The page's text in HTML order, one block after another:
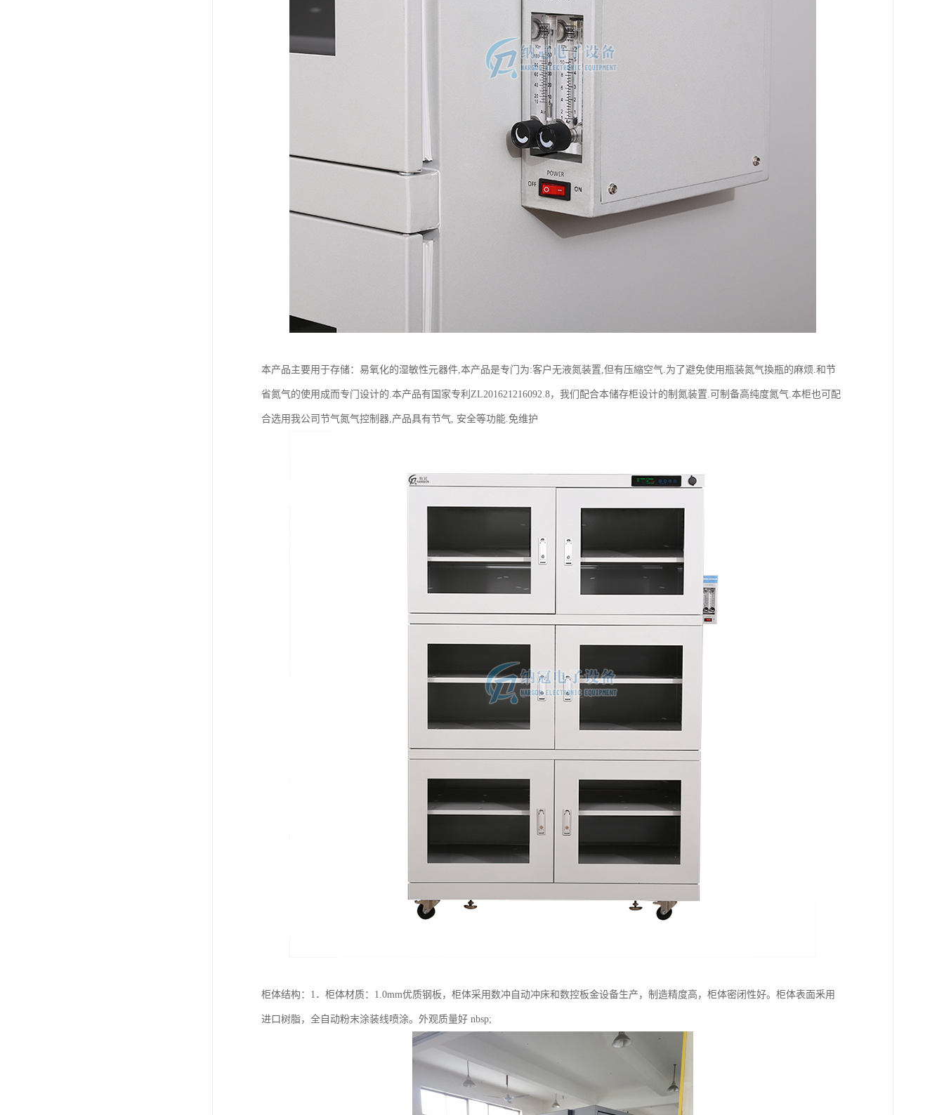
本产品主要用于存储：易氧化的湿敏性元器件,本产品是专门为:客户无液氮装置,但有压縮空气.为了避免使用瓶装氮气換瓶的麻烦.和节
省氮气的使用成而专门设计的.本产品有国家专利ZL201621216092.8，我们配合本储存柜设计的制氮装置.可制备高纯度氮气.本柜也可配
合选用我公司节气氮气控制器,产品具有节气, 安全等功能.免维护
柜体结构：1．柜体材质：1.0mm优质钢板，柜体采用数冲自动冲床和数控板金设备生产，制造精度高，柜体密闭性好。柜体表面釆用
进口树脂，全自动粉末涂装线喷涂。外观质量好 nbsp;